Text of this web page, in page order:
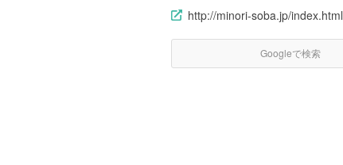
http://minori-soba.jp/index.html
Googleで検索